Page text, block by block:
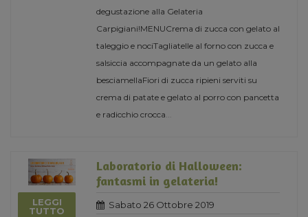
degustazione alla Gelateria
Carpigiani!MENUCrema di zucca con gelato al
taleggio e nociTagliatelle al forno con zucca e
salsiccia accompagnate da un gelato alla
besciamellaFiori di zucca ripieni serviti su
crema di patate e gelato al porro con pancetta
e radicchio crocca
LEGGI
TUTTO
Laboratorio di Halloween:
fantasmi in gelateria!
Sabato 26 Ottobre 2019